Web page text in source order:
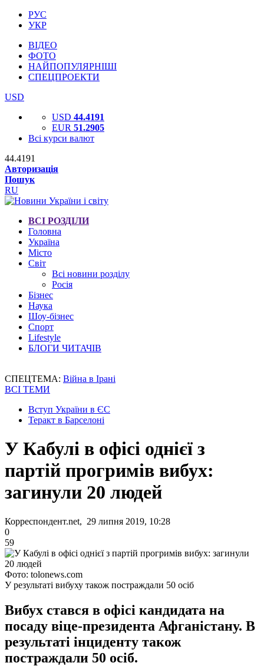
РУС
УКР
ВІДЕО
ФОТО
НАЙПОПУЛЯРНІШІ
СПЕЦПРОЕКТИ
USD
USD 44.4191
EUR 51.2905
Всі курси валют
44.4191
Авторизація
Пошук
RU
ВСІ РОЗДІЛИ
Головна
Україна
Місто
Світ
Всі новини розділу
Росія
Бізнес
Наука
Шоу-бізнес
Спорт
Lifestyle
БЛОГИ ЧИТАЧІВ
СПЕЦТЕМА: Війна в Ірані
ВСІ ТЕМИ
Вступ України в ЄС
Теракт в Барселоні
У Кабулі в офісі однієї з
партій прогримів вибух:
загинули 20 людей
Корреспондент.net, 29 липня 2019, 10:28
0
59
Фото: tolonews.com
У результаті вибуху також постраждали 50 осіб
Вибух стався в офісі кандидата на
посаду віце-президента Афганістану. В
результаті інциденту також
постраждали 50 осіб.